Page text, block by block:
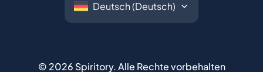
© 2026 Spiritory.Alle Rechte vorbehalten